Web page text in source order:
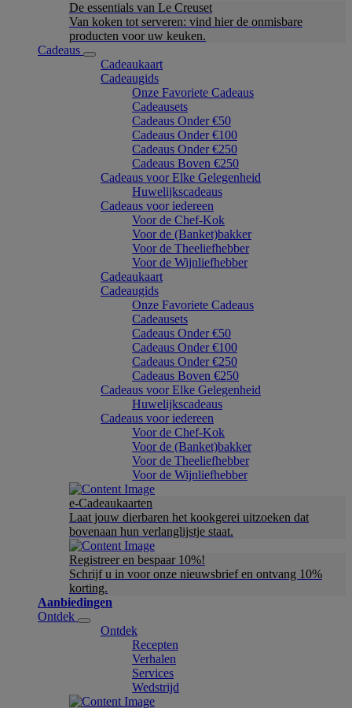
De essentials van Le Creuset
Van koken tot serveren: vind hier de onmisbare
producten voor uw keuken.
Cadeaus
Cadeaukaart
Cadeaugids
Onze Favoriete Cadeaus
Cadeausets
Cadeaus Onder €50
Cadeaus Onder €100
Cadeaus Onder €250
Cadeaus Boven €250
Cadeaus voor Elke Gelegenheid
Huwelijkscadeaus
Cadeaus voor iedereen
Voor de Chef-Kok
Voor de (Banket)bakker
Voor de Theeliefhebber
Voor de Wijnliefhebber
Cadeaukaart
Cadeaugids
Onze Favoriete Cadeaus
Cadeausets
Cadeaus Onder €50
Cadeaus Onder €100
Cadeaus Onder €250
Cadeaus Boven €250
Cadeaus voor Elke Gelegenheid
Huwelijkscadeaus
Cadeaus voor iedereen
Voor de Chef-Kok
Voor de (Banket)bakker
Voor de Theeliefhebber
Voor de Wijnliefhebber
e-Cadeaukaarten
Laat jouw dierbaren het kookgerei uitzoeken dat
bovenaan hun verlanglijstje staat.
Registreer en bespaar 10%!
Schrijf u in voor onze nieuwsbrief en ontvang 10%
korting.
Aanbiedingen
Ontdek
Ontdek
Recepten
Verhalen
Services
Wedstrijd